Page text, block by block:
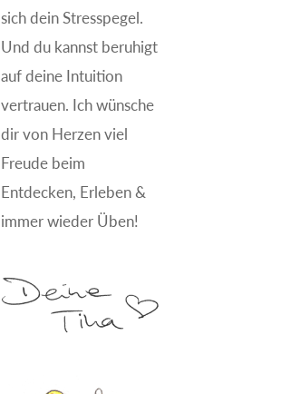
sich dein Stresspegel.
Und du kannst beruhigt
auf deine Intuition
vertrauen. Ich wünsche
dir von Herzen viel
Freude beim
Entdecken, Erleben &
immer wieder Üben!